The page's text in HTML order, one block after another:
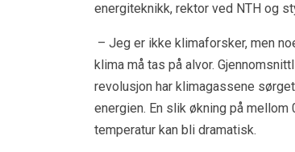
energiteknikk, rektor ved NTH og
– Jeg er ikke klimaforsker, men
klima må tas på alvor.
revolusjon har klimagassene
energien. En slik økning på mellom
temperatur kan bli dramatisk.